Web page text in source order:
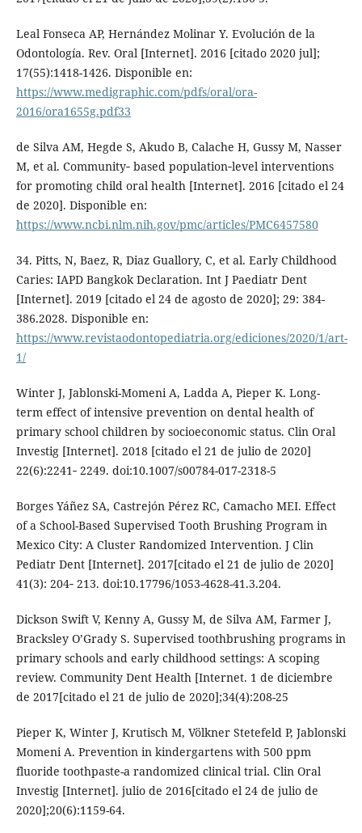
Leal Fonseca AP, Hernández Molinar Y. Evolución de la
Odontología. Rev. Oral [Internet]. 2016 [citado 2020 jul];
17(55):1418-1426. Disponible en:
https://www.medigraphic.com/pdfs/oral/ora-
2016/ora1655g.pdf33
de Silva AM, Hegde S, Akudo B, Calache H, Gussy M, Nasser
M, et al. Community‐ based population‐level interventions
for promoting child oral health [Internet]. 2016 [citado el 24
de 2020]. Disponible en:
https://www.ncbi.nlm.nih.gov/pmc/articles/PMC6457580
34. Pitts, N, Baez, R, Diaz Guallory, C, et al. Early Childhood
Caries: IAPD Bangkok Declaration. Int J Paediatr Dent
[Internet]. 2019 [citado el 24 de agosto de 2020]; 29: 384-
386.2028. Disponible en:
https://www.revistaodontopediatria.org/ediciones/2020/1/art-
1/
Winter J, Jablonski-Momeni A, Ladda A, Pieper K. Long-
term effect of intensive prevention on dental health of
primary school children by socioeconomic status. Clin Oral
Investig [Internet]. 2018 [citado el 21 de julio de 2020]
22(6):2241‐ 2249. doi:10.1007/s00784-017-2318-5
Borges Yáñez SA, Castrejón Pérez RC, Camacho MEI. Effect
of a School-Based Supervised Tooth Brushing Program in
Mexico City: A Cluster Randomized Intervention. J Clin
Pediatr Dent [Internet]. 2017[citado el 21 de julio de 2020]
41(3): 204‐ 213. doi:10.17796/1053-4628-41.3.204.
Dickson Swift V, Kenny A, Gussy M, de Silva AM, Farmer J,
Bracksley O’Grady S. Supervised toothbrushing programs in
primary schools and early childhood settings: A scoping
review. Community Dent Health [Internet. 1 de diciembre
de 2017[citado el 21 de julio de 2020];34(4):208-25
Pieper K, Winter J, Krutisch M, Völkner Stetefeld P, Jablonski
Momeni A. Prevention in kindergartens with 500 ppm
fluoride toothpaste-a randomized clinical trial. Clin Oral
Investig [Internet]. julio de 2016[citado el 24 de julio de
2020];20(6):1159-64.